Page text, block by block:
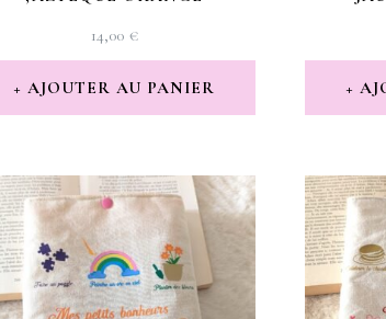
14,00 €
AJOUTER AU PANIER